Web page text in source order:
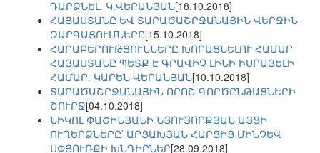
ԴԱՐՁՆԵԼ. Կ.ՎԵՐԱՆՅԱՆ[18.10.2018]
ՀԱՅԱՍՏԱՆԸ ԵՎ ՏԱՐԱԾԱՇՐՋԱՆԱՅԻՆ ՎԵՐՋԻՆ
ԶԱՐԳԱՑՈՒՄՆԵՐԸ[15.10.2018]
ՀԱՐԱԲԵՐՈՒԹՅՈՒՆՆԵՐԸ ԽՈՐԱՑՆԵԼՈՒ ՀԱՄԱՐ
ՀԱՅԱՍՏԱՆԸ ՊԵՏՔ Է ԳՐԱՎԻՉ ԼԻՆԻ ԻՍՐԱՅԵԼԻ
ՀԱՄԱՐ. ԿԱՐԵՆ ՎԵՐԱՆՅԱՆ[10.10.2018]
ՏԱՐԱԾԱՇՐՋԱՆԱՅԻՆ ՈՐՈՇ ԳՈՐԾԸՆԹԱՑՆԵՐԻ
ՇՈՒՐՋ[04.10.2018]
ՆԻԿՈԼ ՓԱՇԻՆՅԱՆԻ ՆՅՈՒՅՈՐՔՅԱՆ ԱՅՑԻ
ՈՒՂԵՐՁՆԵՐԸ՝ ԱՐՑԱԽՅԱՆ ՀԱՐՑԻՑ ՄԻՆՉԵՎ
ՍՓՅՈՒՌՔԻ ԽՆԴԻՐՆԵՐ[28.09.2018]